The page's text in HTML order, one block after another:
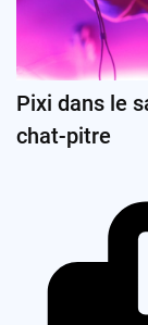
Pixi dans le
chat-pitre